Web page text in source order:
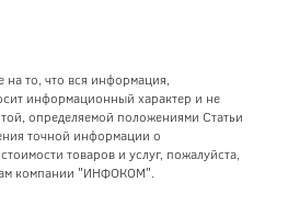
то, что вся информация,
информационный характер и не
определяемой положениями Статьи
точной информации о
товаров и услуг, пожалуйста,
компании "ИНФОКОМ".